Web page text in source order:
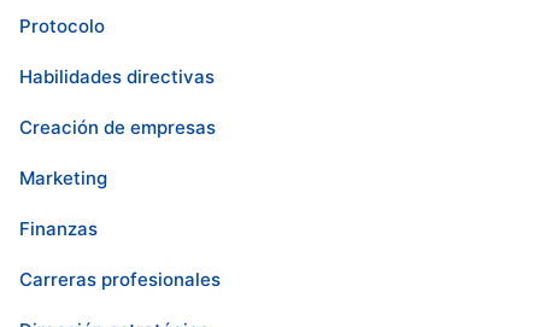
Protocolo
Habilidades directivas
Creación de empresas
Marketing
Finanzas
Carreras profesionales